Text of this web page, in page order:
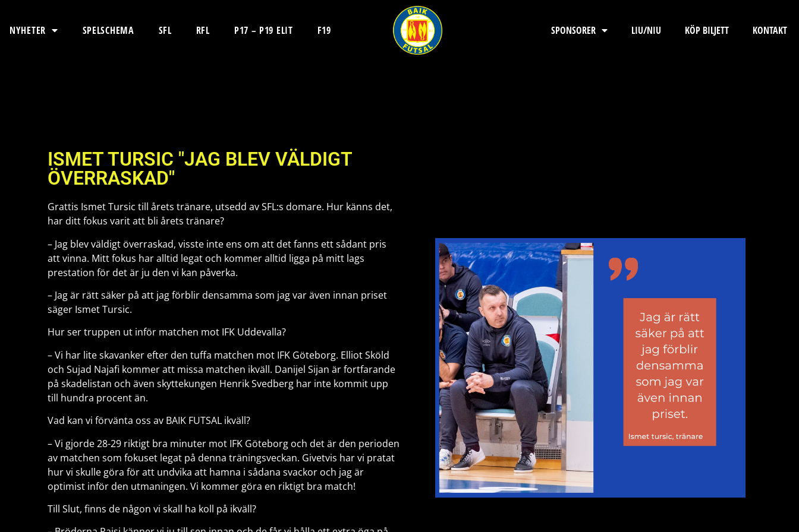
NYHETER SPELSCHEMA SFL RFL P17 – P19 ELIT F19 SPONSORER LIU/NIU KÖP BILJETT KONTAKT
ISMET TURSIC "JAG BLEV VÄLDIGT
ÖVERRASKAD"
Grattis Ismet Tursic till årets tränare, utsedd av SFL:s domare. Hur känns det,
har ditt fokus varit att bli årets tränare?
– Jag blev väldigt överraskad, visste inte ens om att det fanns ett sådant pris
att vinna. Mitt fokus har alltid legat och kommer alltid ligga på mitt lags
prestation för det är ju den vi kan påverka.
– Jag är rätt säker på att jag förblir densamma som jag var även innan priset
säger Ismet Tursic.
Hur ser truppen ut inför matchen mot IFK Uddevalla?
– Vi har lite skavanker efter den tuffa matchen mot IFK Göteborg. Elliot Sköld
och Sujad Najafi kommer att missa matchen ikväll. Danijel Sijan är fortfarande
på skadelistan och även skyttekungen Henrik Svedberg har inte kommit upp
till hundra procent än.
Vad kan vi förvänta oss av BAIK FUTSAL ikväll?
– Vi gjorde 28-29 riktigt bra minuter mot IFK Göteborg och det är den perioden
av matchen som fokuset legat på denna träningsveckan. Givetvis har vi pratat
hur vi skulle göra för att undvika att hamna i sådana svackor och jag är
optimist inför den utmaningen. Vi kommer göra en riktigt bra match!
Till Slut, finns de någon vi skall ha koll på ikväll?